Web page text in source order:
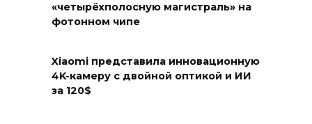
«четырёхполосную магистраль» на
фотонном чипе
Xiaomi представила инновационную
4K-камеру с двойной оптикой и ИИ
за 120$